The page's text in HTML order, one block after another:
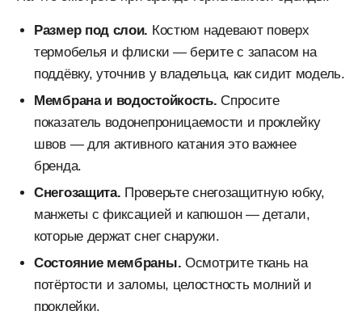
Размер под слои. Костюм надевают поверх
термобелья и флиски — берите с запасом на
поддёвку, уточнив у владельца, как сидит модель.
Мембрана и водостойкость. Спросите
показатель водонепроницаемости и проклейку
швов — для активного катания это важнее
бренда.
Снегозащита. Проверьте снегозащитную юбку,
манжеты с фиксацией и капюшон — детали,
которые держат снег снаружи.
Состояние мембраны. Осмотрите ткань на
потёртости и заломы, целостность молний и
проклейки.